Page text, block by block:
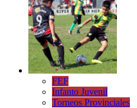
FEF
Infanto Juvenil
Torneos Provinciales